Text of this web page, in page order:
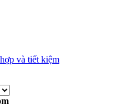
và tiết kiệm